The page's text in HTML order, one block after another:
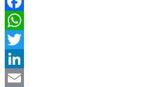
Facebook
WhatsApp
Twitter
LinkedIn